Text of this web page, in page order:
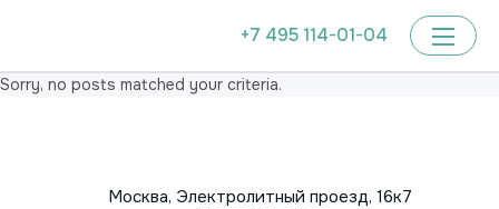
+7 495 114-01-04
Sorry, no posts matched your criteria.
Москва, Электролитный проезд, 16к7